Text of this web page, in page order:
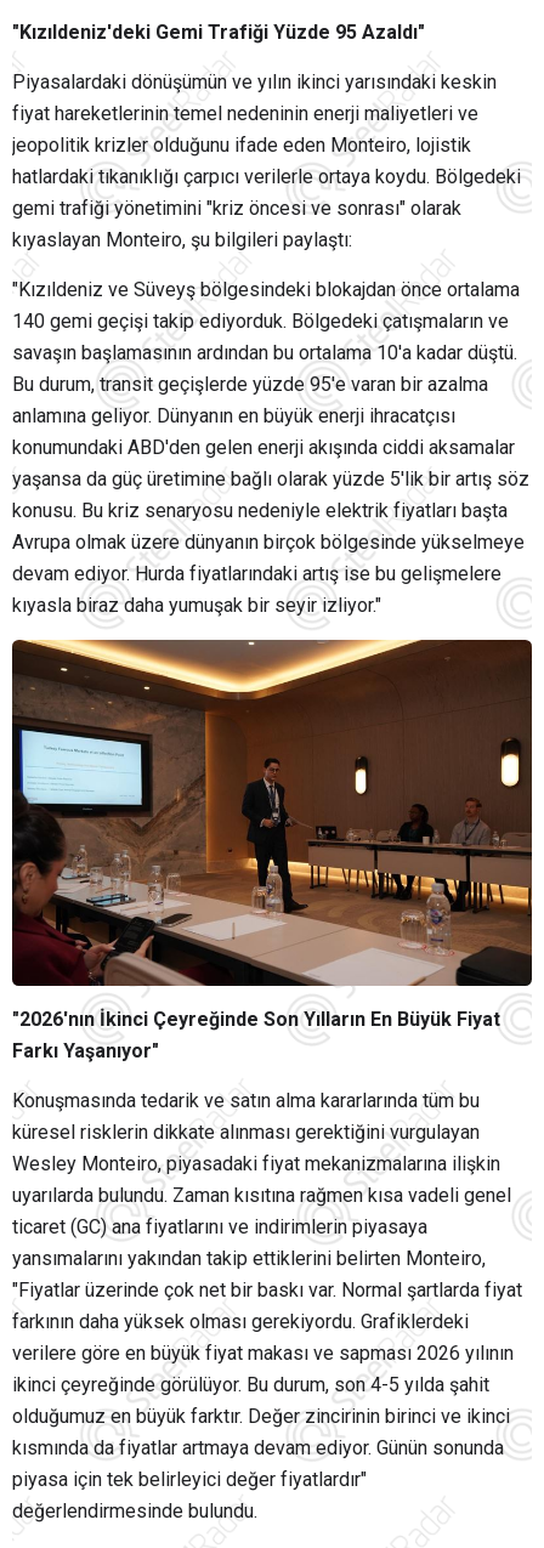
"Kızıldeniz'deki Gemi Trafiği Yüzde 95 Azaldı"
Piyasalardaki dönüşümün ve yılın ikinci yarısındaki keskin
fiyat hareketlerinin temel nedeninin enerji maliyetleri ve
jeopolitik krizler olduğunu ifade eden Monteiro, lojistik
hatlardaki tıkanıklığı çarpıcı verilerle ortaya koydu. Bölgedeki
gemi trafiği yönetimini "kriz öncesi ve sonrası" olarak
kıyaslayan Monteiro, şu bilgileri paylaştı:
"Kızıldeniz ve Süveyş bölgesindeki blokajdan önce ortalama
140 gemi geçişi takip ediyorduk. Bölgedeki çatışmaların ve
savaşın başlamasının ardından bu ortalama 10'a kadar düştü.
Bu durum, transit geçişlerde yüzde 95'e varan bir azalma
anlamına geliyor. Dünyanın en büyük enerji ihracatçısı
konumundaki ABD'den gelen enerji akışında ciddi aksamalar
yaşansa da güç üretimine bağlı olarak yüzde 5'lik bir artış söz
konusu. Bu kriz senaryosu nedeniyle elektrik fiyatları başta
Avrupa olmak üzere dünyanın birçok bölgesinde yükselmeye
devam ediyor. Hurda fiyatlarındaki artış ise bu gelişmelere
kıyasla biraz daha yumuşak bir seyir izliyor."
"2026'nın İkinci Çeyreğinde Son Yılların En Büyük Fiyat
Farkı Yaşanıyor"
Konuşmasında tedarik ve satın alma kararlarında tüm bu
küresel risklerin dikkate alınması gerektiğini vurgulayan
Wesley Monteiro, piyasadaki fiyat mekanizmalarına ilişkin
uyarılarda bulundu. Zaman kısıtına rağmen kısa vadeli genel
ticaret (GC) ana fiyatlarını ve indirimlerin piyasaya
yansımalarını yakından takip ettiklerini belirten Monteiro,
"Fiyatlar üzerinde çok net bir baskı var. Normal şartlarda fiyat
farkının daha yüksek olması gerekiyordu. Grafiklerdeki
verilere göre en büyük fiyat makası ve sapması 2026 yılının
ikinci çeyreğinde görülüyor. Bu durum, son 4-5 yılda şahit
olduğumuz en büyük farktır. Değer zincirinin birinci ve ikinci
kısmında da fiyatlar artmaya devam ediyor. Günün sonunda
piyasa için tek belirleyici değer fiyatlardır"
değerlendirmesinde bulundu.